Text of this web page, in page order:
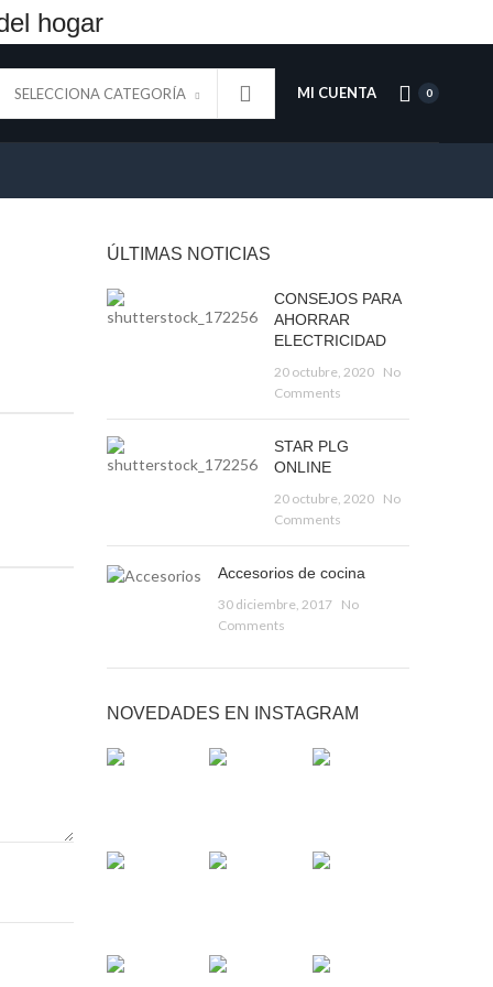
hogar
SELECCIONA CATEGORÍA MI CUENTA 0
ÚLTIMAS NOTICIAS
CONSEJOS PARA
AHORRAR
ELECTRICIDAD
20 octubre, 2020 No
Comments
STAR PLG
ONLINE
20 octubre, 2020 No
Comments
Accesorios de cocina
30 diciembre, 2017
No
Comments
NOVEDADES EN INSTAGRAM